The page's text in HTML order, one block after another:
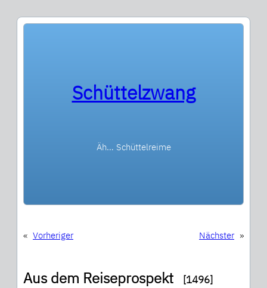
Schüttelzwang
Äh… Schüttelreime
« Vorheriger Nächster »
Aus dem Reiseprospekt [1496]